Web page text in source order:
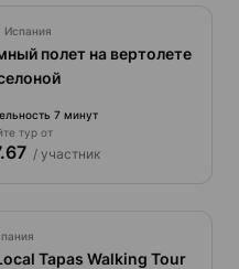
Испания
полет на вертолете
7 минут
тур от
/ участник
Tapas Walking Tour